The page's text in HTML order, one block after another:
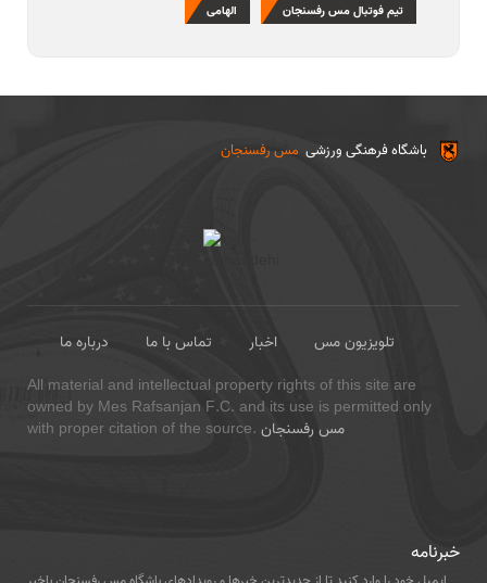
تیم فوتبال مس رفسنجان الهامی
مس رفسنجان باشگاه فرهنگی ورزشی
درباره ما تماس با ما اخبار
تلویزیون مس
All material and intellectual property rights of this site are
owned by Mes Rafsanjan F.C. and its use is permitted only
with proper citation of the source. مس رفسنجان
خبرنامه